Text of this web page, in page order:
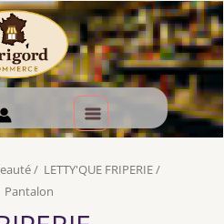
/ LETTY'QUE FRIPERIE/
Pantalon